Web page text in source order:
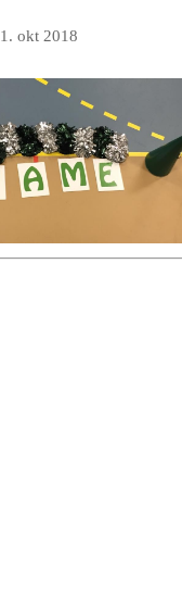
1. okt 2018